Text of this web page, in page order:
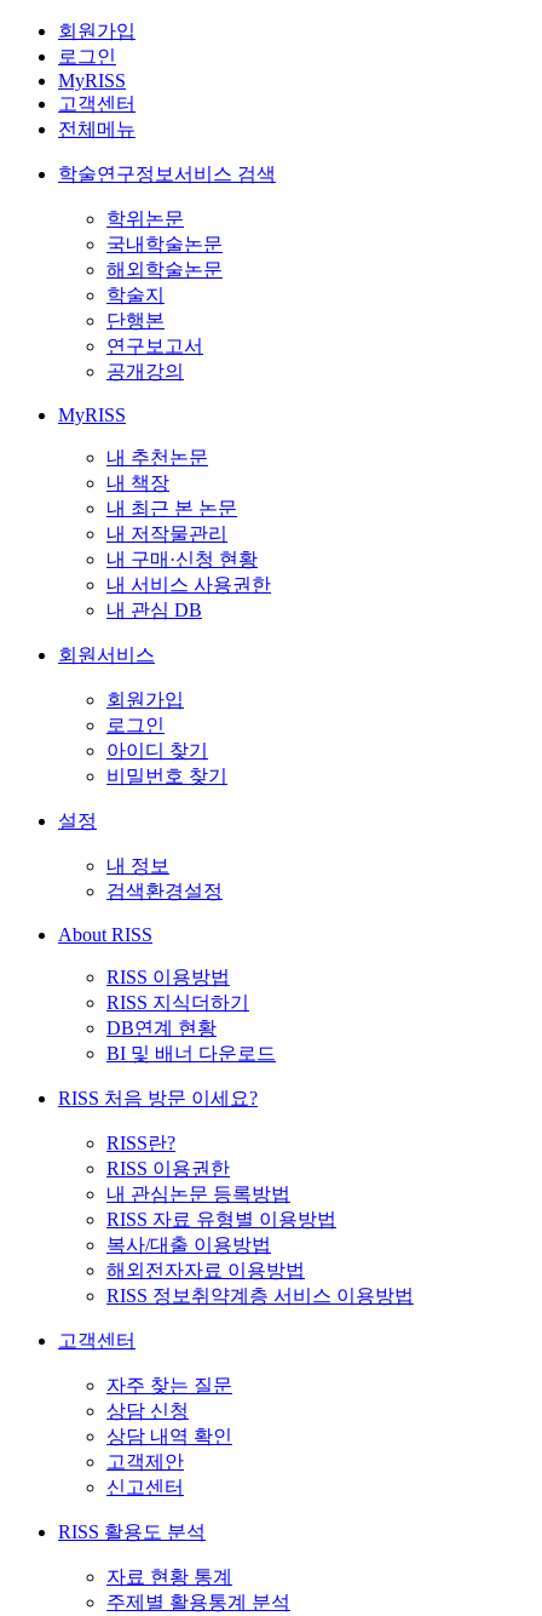
회원가입
로그인
MyRISS
고객센터
전체메뉴
학술연구정보서비스 검색
학위논문
국내학술논문
해외학술논문
학술지
단행본
연구보고서
공개강의
MyRISS
내 추천논문
내 책장
내 최근 본 논문
내 저작물관리
내 구매·신청 현황
내 서비스 사용권한
내 관심 DB
회원서비스
회원가입
로그인
아이디 찾기
비밀번호 찾기
설정
내 정보
검색환경설정
About RISS
RISS 이용방법
RISS 지식더하기
DB연계 현황
BI 및 배너 다운로드
RISS 처음 방문 이세요?
RISS란?
RISS 이용권한
내 관심논문 등록방법
RISS 자료 유형별 이용방법
복사/대출 이용방법
해외전자자료 이용방법
RISS 정보취약계층 서비스 이용방법
고객센터
자주 찾는 질문
상담 신청
상담 내역 확인
고객제안
신고센터
RISS 활용도 분석
자료 현황 통계
주제별 활용통계 분석